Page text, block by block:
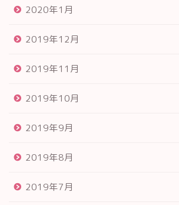
2020年1月
2019年12月
2019年11月
2019年10月
2019年9月
2019年8月
2019年7月